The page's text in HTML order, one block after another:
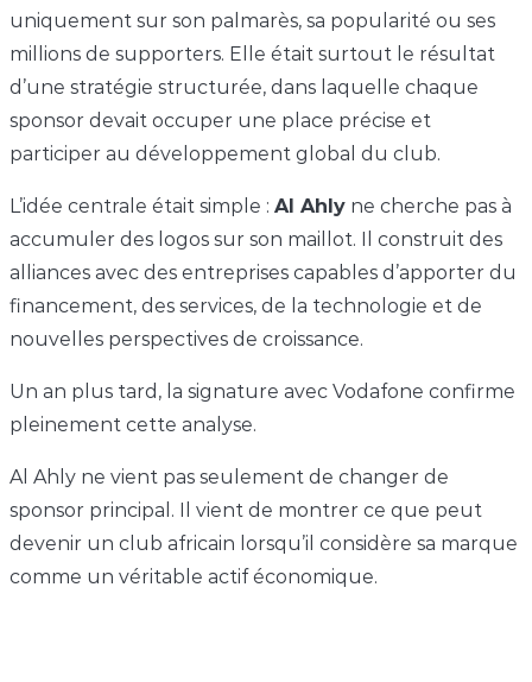
uniquement sur son palmarès, sa popularité ou ses
millions de supporters. Elle était surtout le résultat
d’une stratégie structurée, dans laquelle chaque
sponsor devait occuper une place précise et
participer au développement global du club.
L’idée centrale était simple : Al Ahly ne cherche pas à
accumuler des logos sur son maillot. Il construit des
alliances avec des entreprises capables d’apporter du
financement, des services, de la technologie et de
nouvelles perspectives de croissance.
Un an plus tard, la signature avec Vodafone confirme
pleinement cette analyse.
Al Ahly ne vient pas seulement de changer de
sponsor principal. Il vient de montrer ce que peut
devenir un club africain lorsqu’il considère sa marque
comme un véritable actif économique.